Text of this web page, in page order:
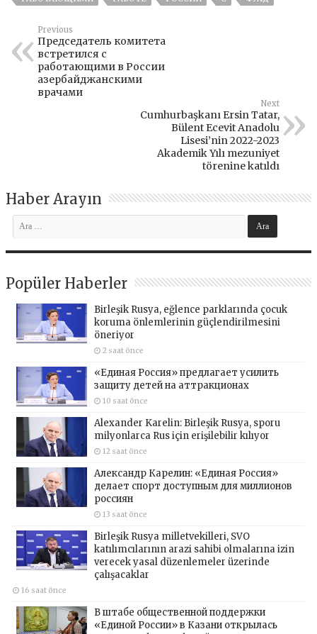
Previous
Председатель комитета
встретился с
работающими в России
азербайджанскими
врачами
Next
Cumhurbaşkanı Ersin Tatar,
Bülent Ecevit Anadolu
Lisesi’nin 2022-2023
Akademik Yılı mezuniyet
törenine katıldı
Haber Arayın
Popüler Haberler
Birleşik Rusya, eğlence parklarında çocuk
koruma önlemlerinin güçlendirilmesini
öneriyor
2 saat önce
«Единая Россия» предлагает усилить
защиту детей на аттракционах
10 saat önce
Alexander Karelin: Birleşik Rusya, sporu
milyonlarca Rus için erişilebilir kılıyor
12 saat önce
Александр Карелин: «Единая Россия»
делает спорт доступным для миллионов
россиян
13 saat önce
Birleşik Rusya milletvekilleri, SVO
katılımcılarının arazi sahibi olmalarına izin
verecek yasal düzenlemeler üzerinde
çalışacaklar
16 saat önce
В штабе общественной поддержки
«Единой России» в Казани открылась